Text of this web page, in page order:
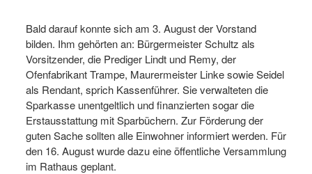
Bald darauf konnte sich am 3. August der Vorstand
bilden. Ihm gehörten an: Bürgermeister Schultz als
Vorsitzender, die Prediger Lindt und Remy, der
Ofenfabrikant Trampe, Maurermeister Linke sowie Seidel
als Rendant, sprich Kassenführer. Sie verwalteten die
Sparkasse unentgeltlich und finanzierten sogar die
Erstausstattung mit Sparbüchern. Zur Förderung der
guten Sache sollten alle Einwohner informiert werden. Für
den 16. August wurde dazu eine öffentliche Versammlung
im Rathaus geplant.